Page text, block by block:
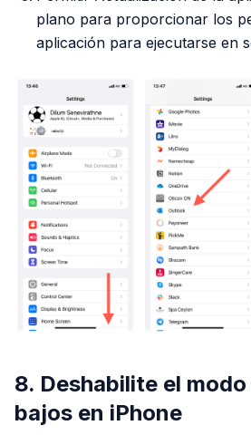
plano para proporcionar los
aplicación para ejecutarse en
8. Deshabilite el
bajos en iPhone